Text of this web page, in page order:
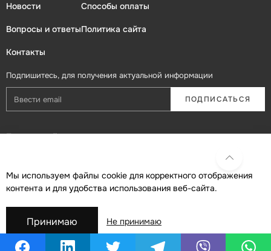
Новости
Вопросы и ответы
Контакты
Способы оплаты
Политика сайта
Подпишитесь, для получения актуальной информации
ПОДПИСАТЬСЯ
Присоединяйтесь в социальных сетях
Мы используем файлы cookie для корректного отображения
контента и для удобства использования веб-сайта.
Принимаю Не принимаю